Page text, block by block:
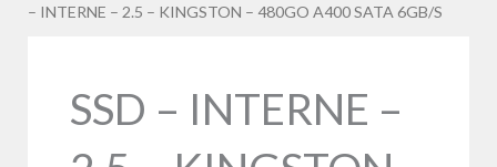
– INTERNE – 2.5 – KINGSTON – 480GO A400 SATA 6GB/S
SSD – INTERNE –